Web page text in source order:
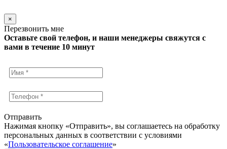
×
Перезвонить мне
Оставьте свой телефон, и наши менеджеры свяжутся с
вами в течение 10 минут
Отправить
Нажимая кнопку «Отправить», вы соглашаетесь на обработку
персональных данных в соответствии с условиями
«Пользовательское соглашение»